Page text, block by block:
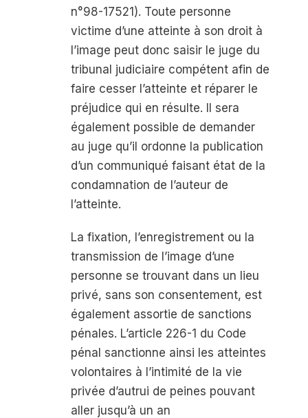
n°98-17521). Toute personne
victime d’une atteinte à son droit à
l’image peut donc saisir le juge du
tribunal judiciaire compétent afin de
faire cesser l’atteinte et réparer le
préjudice qui en résulte. Il sera
également possible de demander
au juge qu’il ordonne la publication
d’un communiqué faisant état de la
condamnation de l’auteur de
l’atteinte.
La fixation, l’enregistrement ou la
transmission de l’image d’une
personne se trouvant dans un lieu
privé, sans son consentement, est
également assortie de sanctions
pénales. L’article 226-1 du Code
pénal sanctionne ainsi les atteintes
volontaires à l’intimité de la vie
privée d’autrui de peines pouvant
aller jusqu’à un an